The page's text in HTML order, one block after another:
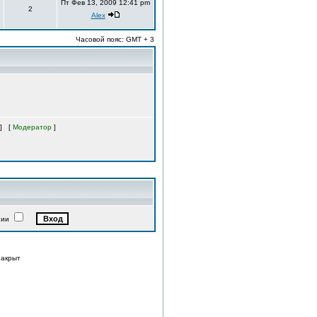
2
Пт Фев 13, 2009 12:41 pm
Alex
Часовой пояс: GMT + 3
[ Модератор ]